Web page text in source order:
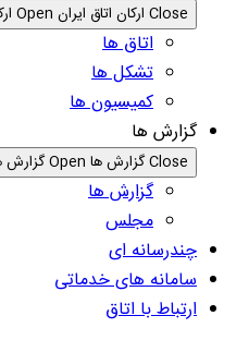
Close ارکان اتاق ایران Open ارکان اتاق ایران
اتاق ها
تشکل ها
کمیسیون ها
گزارش ها
Close گزارش ها Open گزارش ها
گزارش ها
مجلس
چندرسانه ای
سامانه های خدماتی
ارتباط با اتاق